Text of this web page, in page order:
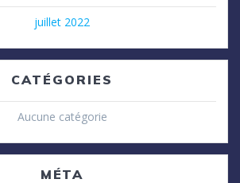
juillet 2022
CATÉGORIES
Aucune catégorie
MÉTA